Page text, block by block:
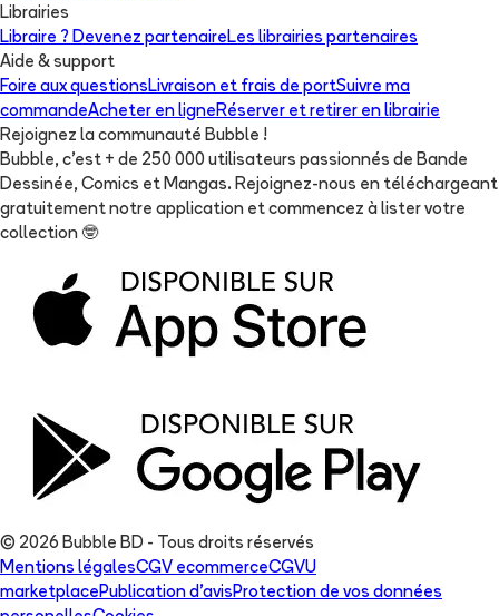
Librairies
Libraire ? Devenez partenaireLes librairies partenaires
Aide & support
Foire aux questionsLivraison et frais de portSuivre ma
commandeAcheter en ligneRéserver et retirer en librairie
Rejoignez la communauté Bubble !
Bubble, c'est + de 250 000 utilisateurs passionnés de Bande
Dessinée, Comics et Mangas. Rejoignez-nous en téléchargeant
gratuitement notre application et commencez à lister votre
collection 🤓
© 2026 Bubble BD - Tous droits réservés
Mentions légalesCGV ecommerceCGVU
marketplacePublication d'avisProtection de vos données